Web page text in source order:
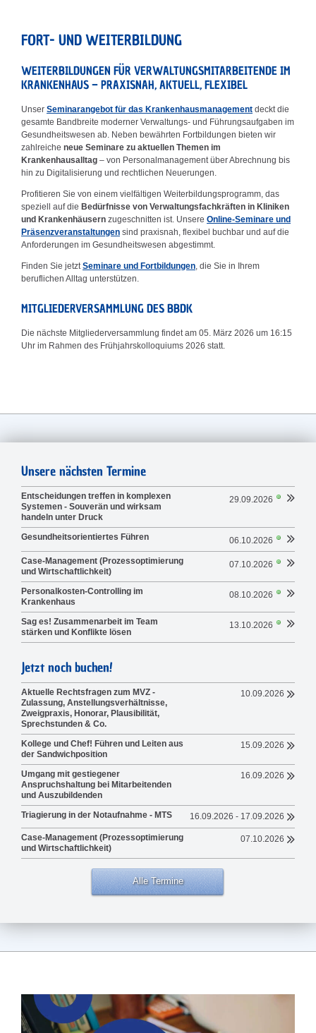
FORT- UND WEITERBILDUNG
WEITERBILDUNGEN FÜR VERWALTUNGSMITARBEITENDE IM
KRANKENHAUS – PRAXISNAH, AKTUELL, FLEXIBEL
Unser Seminarangebot für das Krankenhausmanagement deckt die
gesamte Bandbreite moderner Verwaltungs- und Führungsaufgaben im
Gesundheitswesen ab. Neben bewährten Fortbildungen bieten wir
zahlreiche neue Seminare zu aktuellen Themen im
Krankenhausalltag – von Personalmanagement über Abrechnung bis
hin zu Digitalisierung und rechtlichen Neuerungen.
Profitieren Sie von einem vielfältigen Weiterbildungsprogramm, das
speziell auf die Bedürfnisse von Verwaltungsfachkräften in Kliniken
und Krankenhäusern zugeschnitten ist. Unsere Online-Seminare und
Präsenzveranstaltungen sind praxisnah, flexibel buchbar und auf die
Anforderungen im Gesundheitswesen abgestimmt.
Finden Sie jetztSeminare und Fortbildungen, die Sie in Ihrem
beruflichen Alltag unterstützen.
MITGLIEDERVERSAMMLUNG DES BBDK
Die nächste Mitgliederversammlung findet am 05. März 2026 um 16:15
Uhr im Rahmen des Frühjahrskolloquiums 2026 statt.
Unsere nächsten Termine
Entscheidungen treffen in komplexen
Systemen - Souverän und wirksam
handeln unter Druck
29.09.2026
Gesundheitsorientiertes Führen 06.10.2026
Case-Management (Prozessoptimierung
und Wirtschaftlichkeit)
07.10.2026
Personalkosten-Controlling im
Krankenhaus
08.10.2026
Sag es! Zusammenarbeit im Team
stärken und Konflikte lösen
13.10.2026
Jetzt noch buchen!
Aktuelle Rechtsfragen zum MVZ -
Zulassung, Anstellungsverhältnisse,
Zweigpraxis, Honorar, Plausibilität,
Sprechstunden & Co.
10.09.2026
Kollege und Chef! Führen und Leiten aus
der Sandwichposition
15.09.2026
Umgang mit gestiegener
Anspruchshaltung bei Mitarbeitenden
und Auszubildenden
16.09.2026
Triagierung in der Notaufnahme - MTS 16.09.2026 - 17.09.2026
Case-Management (Prozessoptimierung
und Wirtschaftlichkeit)
07.10.2026
Alle Termine